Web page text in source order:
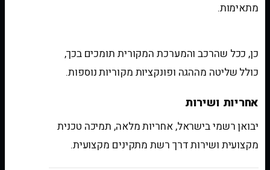
מתאימות.
כן, ככל שהרכב והמערכת המקורית תומכים בכך,
כולל שליטה מההגה ופונקציות מקוריות נוספות.
אחריות ושירות
יבואן רשמי בישראל, אחריות מלאה, תמיכה טכנית
מקצועית ושירות דרך רשת מתקינים מקצועית.